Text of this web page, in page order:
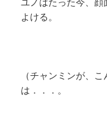
よける。
（チャンミンが、
は．．．。